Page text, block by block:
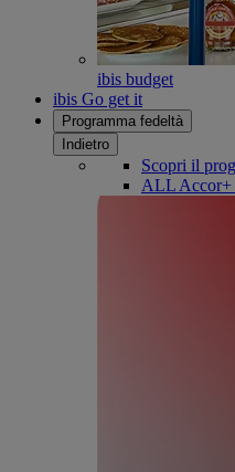
ibis budget
ibis Go get it
Programma fedeltà
Indietro
Scopri il
ALL Accor+